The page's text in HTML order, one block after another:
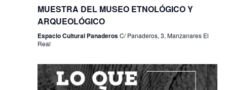
u
e
a
n
t
MUESTRA DEL MUSEO ETNOLÓGICO Y
ARQUEOLÓGICO
Espacio Cultural PanaderosC/ Panaderos, 3, Manzanares El
Real